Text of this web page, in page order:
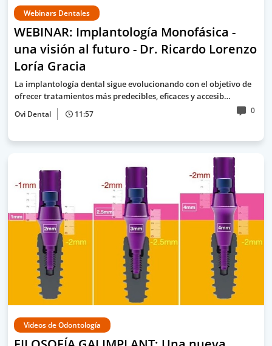
Webinars Dentales
WEBINAR: Implantología Monofásica -
una visión al futuro - Dr. Ricardo Lorenzo
Loría Gracia
La implantología dental sigue evolucionando con el objetivo de
ofrecer tratamientos más predecibles, eficaces y accesib…
Ovi Dental 11:57 0
Videos de Odontología